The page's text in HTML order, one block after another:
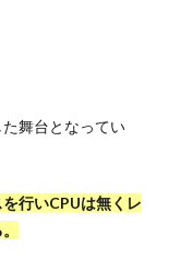
舞台となってい
行いCPUは無くレ